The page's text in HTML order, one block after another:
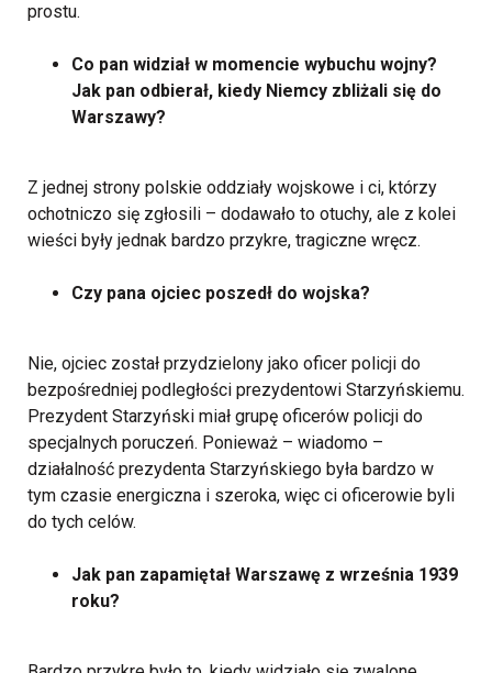
prostu.
Co pan widział w momencie wybuchu wojny?
Jak pan odbierał, kiedy Niemcy zbliżali się do
Warszawy?
Z jednej strony polskie oddziały wojskowe i ci, którzy
ochotniczo się zgłosili – dodawało to otuchy, ale z kolei
wieści były jednak bardzo przykre, tragiczne wręcz.
Czy pana ojciec poszedł do wojska?
Nie, ojciec został przydzielony jako oficer policji do
bezpośredniej podległości prezydentowi Starzyńskiemu.
Prezydent Starzyński miał grupę oficerów policji do
specjalnych poruczeń. Ponieważ – wiadomo –
działalność prezydenta Starzyńskiego była bardzo w
tym czasie energiczna i szeroka, więc ci oficerowie byli
do tych celów.
Jak pan zapamiętał Warszawę z września 1939
roku?